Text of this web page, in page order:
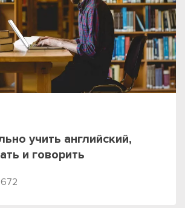
учить английский,
и говорить